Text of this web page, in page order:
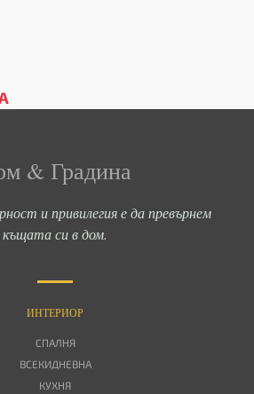
& Градина
и привилегия е да превърнем
къщата си в дом.
ИНТЕРИОР
СПАЛНЯ
ВСЕКИДНЕВНА
КУХНЯ